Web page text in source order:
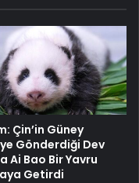
Çin’in Güney
Gönderdiği Dev
Ai Bao Bir Yavru
Getirdi